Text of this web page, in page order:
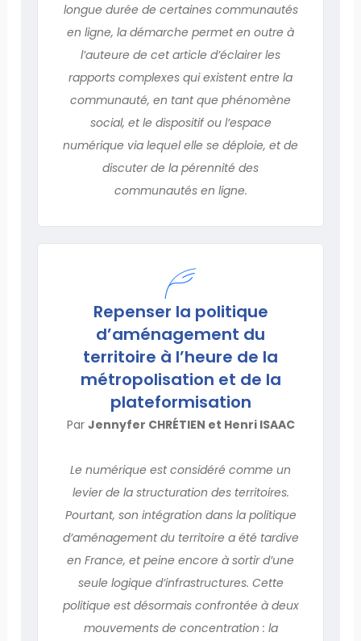
longue durée de certaines communautés
en ligne, la démarche permet en outre à
l’auteure de cet article d’éclairer les
rapports complexes qui existent entre la
communauté, en tant que phénomène
social, et le dispositif ou l’espace
numérique via lequel elle se déploie, et de
discuter de la pérennité des
communautés en ligne.
Repenser la politique
d’aménagement du
territoire à l’heure de la
métropolisation et de la
plateformisation
Par Jennyfer CHRÉTIEN et Henri ISAAC
Le numérique est considéré comme un
levier de la structuration des territoires.
Pourtant, son intégration dans la politique
d’aménagement du territoire a été tardive
en France, et peine encore à sortir d’une
seule logique d’infrastructures. Cette
politique est désormais confrontée à deux
mouvements de concentration : la